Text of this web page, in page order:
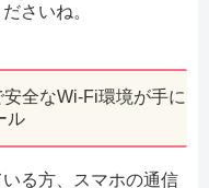
さいね。
全なWi-Fi環境が手に
ル
る方、スマホの通信